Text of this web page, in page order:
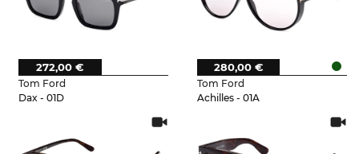
Tom Ford
Dax - 01D
272,00 €
Tom Ford
Achilles - 01A
280,00 €